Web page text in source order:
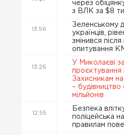
через
з ВЛК за $8
13:56
Зеленському
українців,
змінився
опитування
13:26
У Миколаєві
проєктування
Захисникам
–
мільйонів
12:55
Безпека
поліцейська
правилам